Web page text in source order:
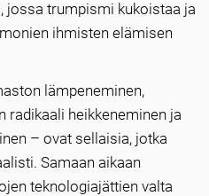
jossa trumpismi kukoistaa ja
ihmisten elämisen
lämpeneminen,
radikaali heikkeneminen ja
– ovat sellaisia, jotka
Samaan aikaan
teknologiajättien valta